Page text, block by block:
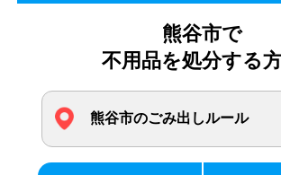
熊谷市で
不用品を処分する
熊谷市のごみ出しルール